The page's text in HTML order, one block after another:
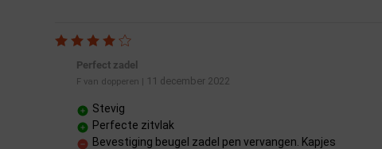
Perfect zadel
F van dopperen | 11 december 2022
Stevig
Perfecte zitvlak
Bevestiging beugel zadel pen vervangen. Kapjes